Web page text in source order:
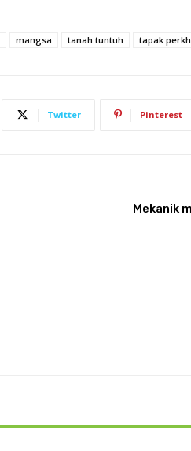
mangsa tanah tuntuh tapak
Twitter Pinterest
Mekanik